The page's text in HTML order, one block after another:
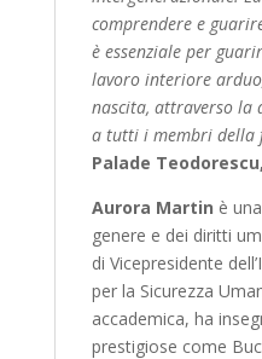
comprendere e
è essenziale per
lavoro interiore
nascita, attraverso la
a tutti i membri della
Palade Teodorescu,
Aurora Martin è
genere e dei diritti
di Vicepresidente
per la Sicurezza
accademica, ha
prestigiose come